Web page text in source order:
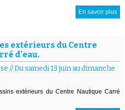
En savoir plus
extérieurs du Centre
d'eau.
//Du samedi 13 juin au dimanche
extérieurs du Centre Nautique Carré